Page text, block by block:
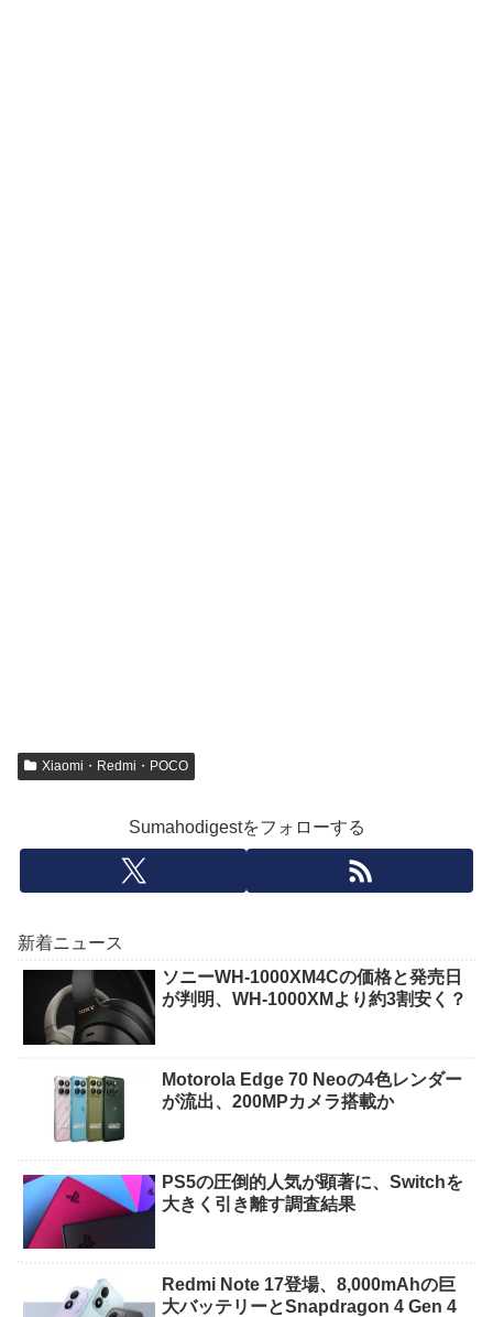
Xiaomi・Redmi・POCO
Sumahodigestをフォローする
新着ニュース
ソニーWH-1000XM4Cの価格と発売日
が判明、WH-1000XMより約3割安く？
Motorola Edge 70 Neoの4色レンダー
が流出、200MPカメラ搭載か
PS5の圧倒的人気が顕著に、Switchを
大きく引き離す調査結果
Redmi Note 17登場、8,000mAhの巨
大バッテリーとSnapdragon 4 Gen 4